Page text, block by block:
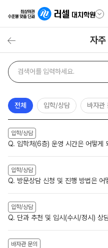
자
자주
묻는
검색
검색어
전체 입학/상담 바자관
입학/상담
Q. 입학처(6층) 운영 시간은 어떻게
입학/상담
Q. 방문상담 신청 및 진행 방법은 어
입학/상담
Q. 단과 추천 및 입시(수시/정시) 상
바자관 문의